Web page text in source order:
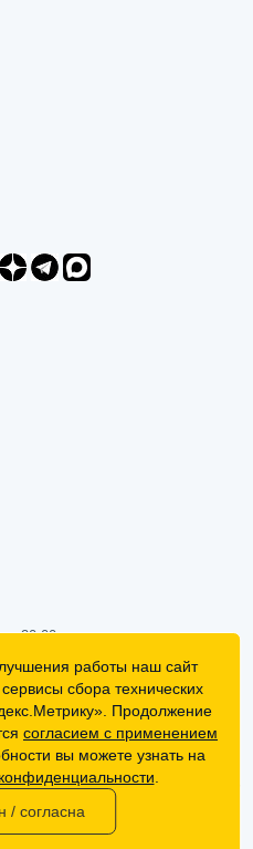
20:00
© 2012 - 2026
характер, не
положениями Статьи 437
в полной мере передавать
комплектации и
работы наш сайт
, сервисы сбора технических
Продолжение
согласием с применением
вы можете узнать на
/ согласна